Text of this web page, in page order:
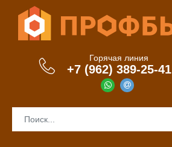
Горячая линия
+7 (962) 389-25-41